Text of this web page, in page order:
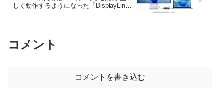
しく動作するようになった「DisplayLink
コメント
コメントを書き込む